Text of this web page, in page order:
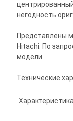
негодность
Представлены
Hitachi. По
модели.
Технические
Характеристика